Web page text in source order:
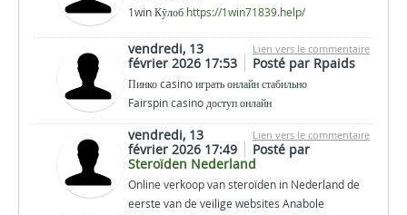
1win Кӯлоб https://1win71839.help/
Lien vers le commentaire
vendredi, 13
février 2026 17:53
Posté par Rpaids
Пинко casino играть онлайн стабильно
Fairspin casino доступ онлайн
Lien vers le commentaire
vendredi, 13
février 2026 17:49
Posté par
Steroïden Nederland
Online verkoop van steroïden in Nederland de
eerste van de veilige websites Anabole